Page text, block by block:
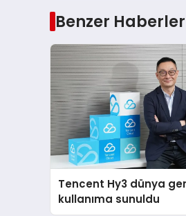
Benzer Haberler
Tencent Hy3 dünya
kullanıma sunuldu